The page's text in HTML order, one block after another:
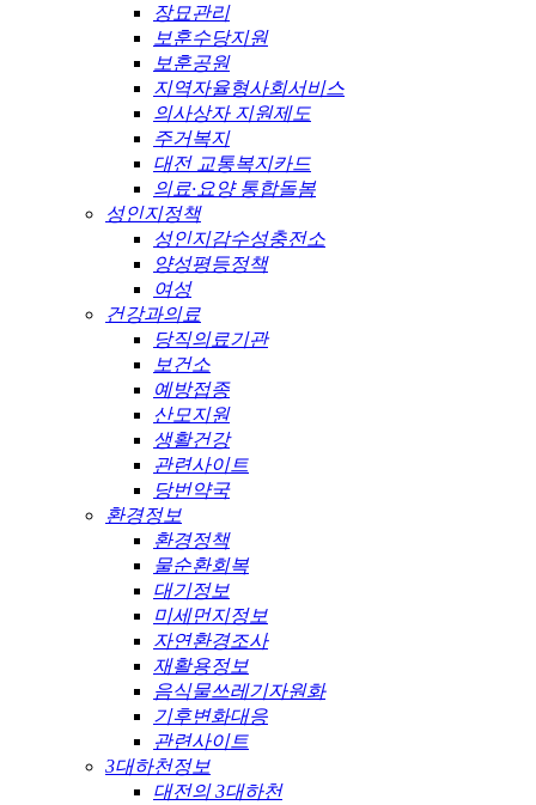
장묘관리
보훈수당지원
보훈공원
지역자율형사회서비스
의사상자 지원제도
주거복지
대전 교통복지카드
의료·요양 통합돌봄
성인지정책
성인지감수성충전소
양성평등정책
여성
건강과의료
당직의료기관
보건소
예방접종
산모지원
생활건강
관련사이트
당번약국
환경정보
환경정책
물순환회복
대기정보
미세먼지정보
자연환경조사
재활용정보
음식물쓰레기자원화
기후변화대응
관련사이트
3대하천정보
대전의 3대하천